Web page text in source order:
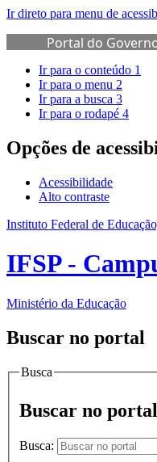
Ir direto para menu de
Portal do
Ir para o conteúdo 1
Ir para o menu 2
Ir para a busca 3
Ir para o rodapé 4
Opções de
Acessibilidade
Alto contraste
Instituto Federal de
IFSP -
Ministério da Educação
Buscar no portal
Busca
Buscar no portal
Busca: